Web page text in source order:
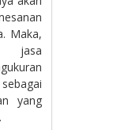
Maka,
jasa
yang